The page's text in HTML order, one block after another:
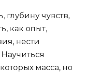
глубину чувств,
как опыт,
нести
Научиться
масса, но